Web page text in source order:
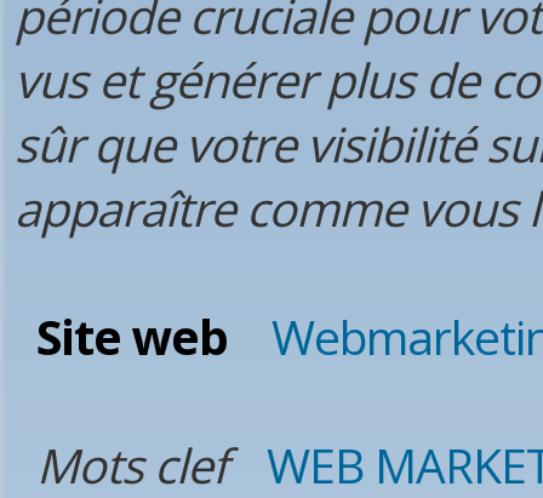
période cruciale pour
vus et générer plus de
sûr que votre visibilité
apparaître comme vous
Site web
Mots clef
WEB